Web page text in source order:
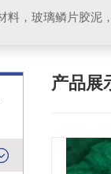
产品展